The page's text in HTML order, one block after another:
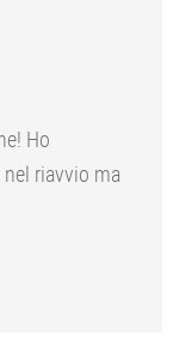
Ho
riavvio ma